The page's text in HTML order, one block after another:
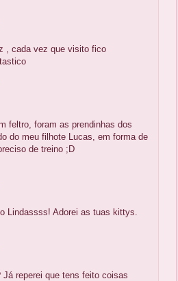
, cada vez que visito fico
feltro, foram as prendinhas dos
do meu filhote Lucas, em forma de
de treino ;D
Lindassss! Adorei as tuas kittys.
reperei que tens feito coisas